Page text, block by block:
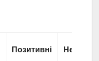
Позитивні